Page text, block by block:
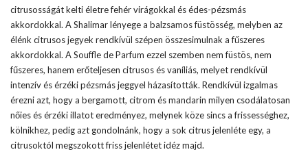
citrusosságát kelti életre fehér virágokkal és édes-pézsmás
akkordokkal. A Shalimar lényege a balzsamos füstösség, melyben az
élénk citrusos jegyek rendkívül szépen összesimulnak a fűszeres
akkordokkal. A Souffle de Parfum ezzel szemben nem füstös, nem
fűszeres, hanem erőteljesen citrusos és vaníliás, melyet rendkívül
intenzív és érzéki pézsmás jeggyel házasították. Rendkívül izgalmas
érezni azt, hogy a bergamott, citrom és mandarin milyen csodálatosan
nőies és érzéki illatot eredményez, melynek köze sincs a frissességhez,
kölnikhez, pedig azt gondolnánk, hogy a sok citrus jelenléte egy, a
citrusoktól megszokott friss jelenlétet idéz majd.